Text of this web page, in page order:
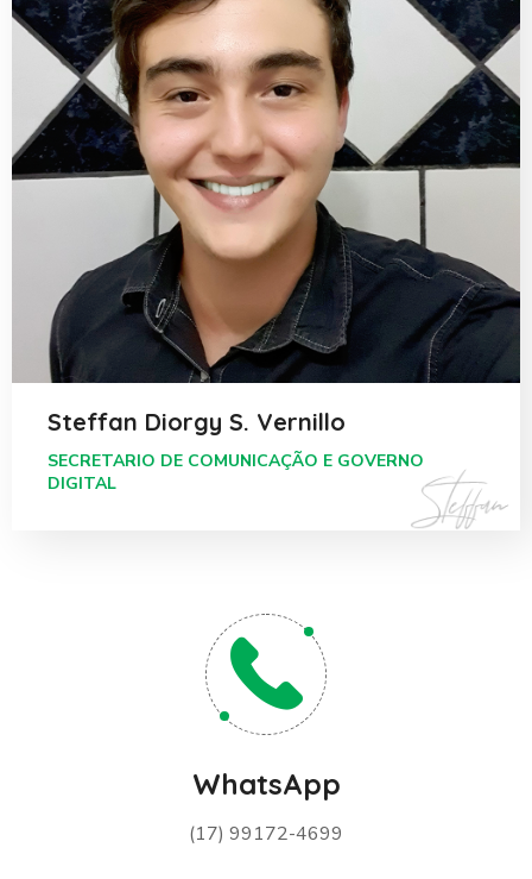
Steffan Diorgy S. Vernillo
SECRETARIO DE COMUNICAÇÃO E GOVERNO
DIGITAL
WhatsApp
(17) 99172-4699